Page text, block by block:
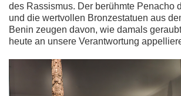
des Rassismus. Der berühmte Penacho
und die wertvollen Bronzestatuen aus
Benin zeugen davon, wie damals
heute an unsere Verantwortung